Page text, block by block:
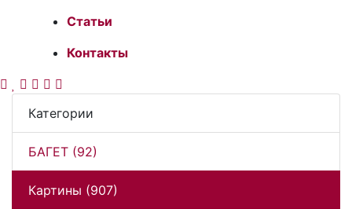
Статьи
Контакты
Категории
БАГЕТ (92)
Картины (907)